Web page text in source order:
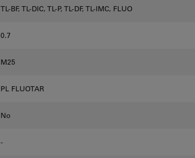
TL-BF, TL-DIC, TL-P, TL-DF, TL-IMC, FLUO
0.7
M25
PL FLUOTAR
No
-